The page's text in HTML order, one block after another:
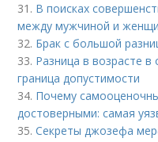
31. В поисках
между мужчиной и
32. Брак с большой
33. Разница в возрасте
граница допустимости
34. Почему
достоверными: самая
35.Секреты джозефа